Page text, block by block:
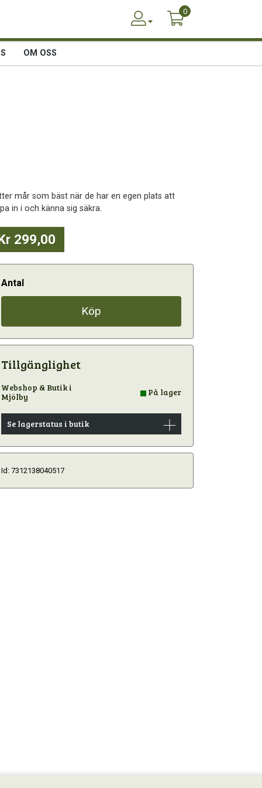
0
OM OSS
mår som bäst när de har en egen plats att
in i och känna sig säkra.
299,00
Antal
Köp
Tillgänglighet
Webshop & Butik i
Mjölby
På lager
Se lagerstatus i butik
Id: 7312138040517